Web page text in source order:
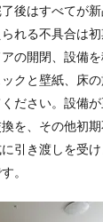
後はすべてが
れる不具合は
の開閉、設備
クと壁紙、床
ださい。設備
を、その他初
引き渡しを受
。